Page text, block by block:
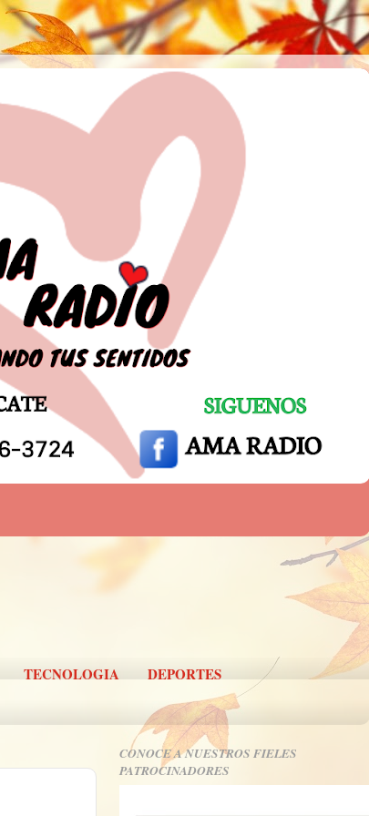
TECNOLOGIA
DEPORTES
CONOCE A NUESTROS FIELES
PATROCINADORES